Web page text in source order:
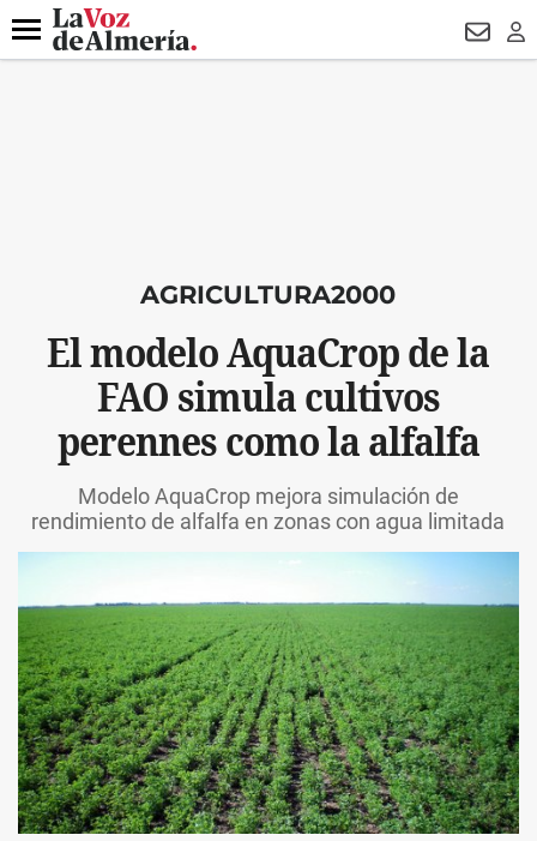
DESTACADO
Menú
AGRICULTURA2000
El modelo AquaCrop de la
FAO simula cultivos
perennes como la alfalfa
Modelo AquaCrop mejora simulación de
rendimiento de alfalfa en zonas con agua limitada